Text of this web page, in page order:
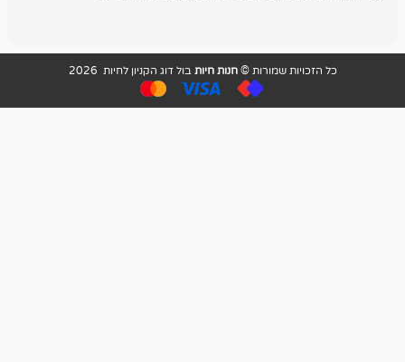
חנות חיותבול דוג הקניון לחיות 2026